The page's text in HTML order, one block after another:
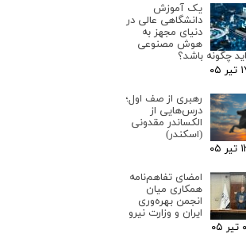
یک آموزش
دانشگاهی عالی در
دنیای مجهز به
هوش مصنوعی
چگونه باشد؟
۰۵
رهبری از صف اول؛
درس‌هایی از
الکساندر مقدونی
(اسکندر)
۰۵
امضای تفاهم‌نامه
همکاری میان
انجمن بهره‌وری
ایران و وزارت نیرو
۰۵